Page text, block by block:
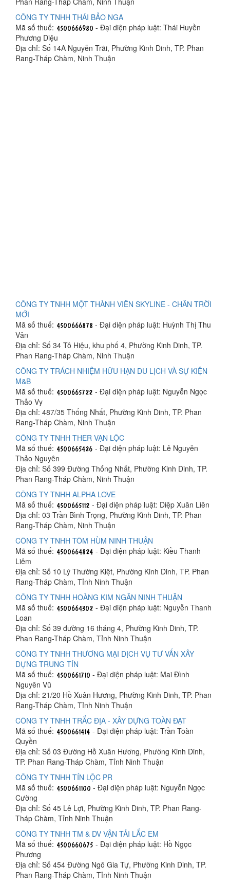
CÔNG TY TNHH THÁI BẢO NGA
Mã số thuế:
- Đại diện pháp luật: Thái Huyền
Phương Diệu
Địa chỉ: Số 14A Nguyễn Trãi, Phường Kinh Dinh, TP. Phan
Rang-Tháp Chàm, Ninh Thuận
CÔNG TY TNHH MỘT THÀNH VIÊN SKYLINE - CHÂN TRỜI
MỚI
Mã số thuế:
- Đại diện pháp luật: Huỳnh Thị Thu
Vân
Địa chỉ: Số 34 Tô Hiệu, khu phố 4, Phường Kinh Dinh, TP.
Phan Rang-Tháp Chàm, Ninh Thuận
CÔNG TY TRÁCH NHIỆM HỮU HẠN DU LỊCH VÀ SỰ KIỆN
M&B
Mã số thuế:
- Đại diện pháp luật: Nguyễn Ngọc
Thảo Vy
Địa chỉ: 487/35 Thống Nhất, Phường Kinh Dinh, TP. Phan
Rang-Tháp Chàm, Ninh Thuận
CÔNG TY TNHH THER VẠN LỘC
Mã số thuế:
- Đại diện pháp luật: Lê Nguyễn
Thảo Nguyên
Địa chỉ: Số 399 Đường Thống Nhất, Phường Kinh Dinh, TP.
Phan Rang-Tháp Chàm, Ninh Thuận
CÔNG TY TNHH ALPHA LOVE
Mã số thuế:
- Đại diện pháp luật: Diệp Xuân Liên
Địa chỉ: 03 Trần Bình Trọng, Phường Kinh Dinh, TP. Phan
Rang-Tháp Chàm, Ninh Thuận
CÔNG TY TNHH TÔM HÙM NINH THUẬN
Mã số thuế:
- Đại diện pháp luật: Kiều Thanh
Liêm
Địa chỉ: Số 10 Lý Thường Kiệt, Phường Kinh Dinh, TP. Phan
Rang-Tháp Chàm, Tỉnh Ninh Thuận
CÔNG TY TNHH HOÀNG KIM NGÂN NINH THUẬN
Mã số thuế:
- Đại diện pháp luật: Nguyễn Thanh
Loan
Địa chỉ: Số 39 đường 16 tháng 4, Phường Kinh Dinh, TP.
Phan Rang-Tháp Chàm, Tỉnh Ninh Thuận
CÔNG TY TNHH THƯƠNG MẠI DỊCH VỤ TƯ VẤN XÂY
DỰNG TRUNG TÍN
Mã số thuế:
- Đại diện pháp luật: Mai Đình
Nguyên Vũ
Địa chỉ: 21/20 Hồ Xuân Hương, Phường Kinh Dinh, TP. Phan
Rang-Tháp Chàm, Tỉnh Ninh Thuận
CÔNG TY TNHH TRẮC ĐỊA - XÂY DỰNG TOÀN ĐẠT
Mã số thuế:
- Đại diện pháp luật: Trần Toàn
Quyền
Địa chỉ: Số 03 Đường Hồ Xuân Hương, Phường Kinh Dinh,
TP. Phan Rang-Tháp Chàm, Tỉnh Ninh Thuận
CÔNG TY TNHH TÍN LỘC PR
Mã số thuế:
- Đại diện pháp luật: Nguyễn Ngọc
Cường
Địa chỉ: Số 45 Lê Lợi, Phường Kinh Dinh, TP. Phan Rang-
Tháp Chàm, Tỉnh Ninh Thuận
CÔNG TY TNHH TM & DV VẬN TẢI LẮC EM
Mã số thuế:
- Đại diện pháp luật: Hồ Ngọc
Phương
Địa chỉ: Số 454 Đường Ngô Gia Tự, Phường Kinh Dinh, TP.
Phan Rang-Tháp Chàm, Tỉnh Ninh Thuận